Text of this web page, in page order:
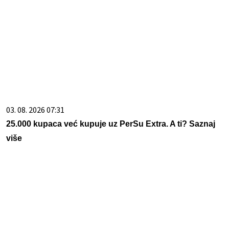
03. 08. 2026 07:31
25.000 kupaca već kupuje uz PerSu Extra. A ti? Saznaj
više